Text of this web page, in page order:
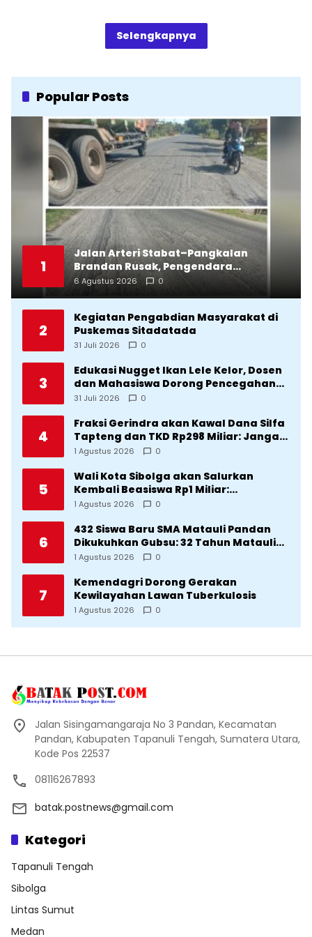
Selengkapnya
Popular Posts
1
Jalan Arteri Stabat–Pangkalan
Brandan Rusak, Pengendara
Terancam Celaka
6 Agustus 2026 0
2
Kegiatan Pengabdian Masyarakat di
Puskemas Sitadatada
31 Juli 2026 0
3
Edukasi Nugget Ikan Lele Kelor, Dosen
dan Mahasiswa Dorong Pencegahan
Stunting di Desa Silangkitang
31 Juli 2026 0
4
Fraksi Gerindra akan Kawal Dana Silfa
Tapteng dan TKD Rp298 Miliar: Jangan
Sampai Pekerjaan Pusat dan Provinsi
1 Agustus 2026 0
5
Wali Kota Sibolga akan Salurkan
Kembali Beasiswa Rp1 Miliar:
Diproritaskan Mahasiswa Korban
1 Agustus 2026 0
6
432 Siswa Baru SMA Matauli Pandan
Dikukuhkan Gubsu: 32 Tahun Matauli
Cetak SDM Unggul
1 Agustus 2026 0
7
Kemendagri Dorong Gerakan
Kewilayahan Lawan Tuberkulosis
1 Agustus 2026 0
Jalan Sisingamangaraja No 3 Pandan, Kecamatan
Pandan, Kabupaten Tapanuli Tengah, Sumatera Utara,
Kode Pos 22537
08116267893
batak.postnews@gmail.com
Kategori
Tapanuli Tengah
Sibolga
Lintas Sumut
Medan